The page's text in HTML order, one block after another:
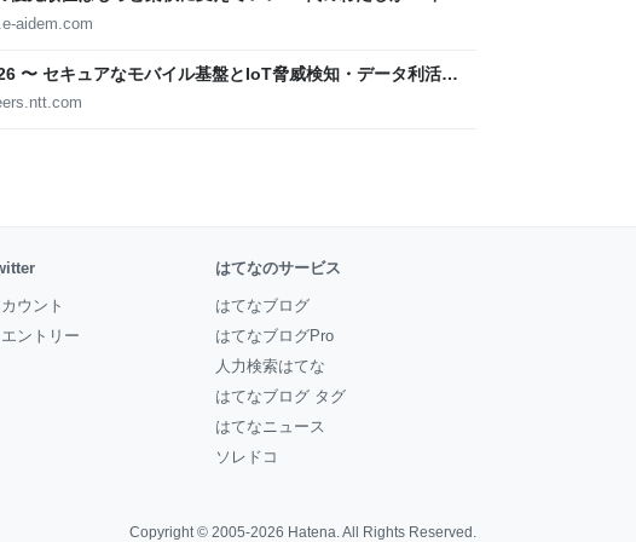
と - りっすん by イーアイデム
aidem.com
〜 セキュアなモバイル基盤とIoT脅威検知・データ利活用
docomo Business Engineers' Blog
ウント
ントリー
はてなのサービス
はてなブログ
はてなブログPro
人力検索はてな
はてなブログ タグ
はてなニュース
ソレドコ
Copyright © 2005-2026 Hatena. All Rights Reserved.